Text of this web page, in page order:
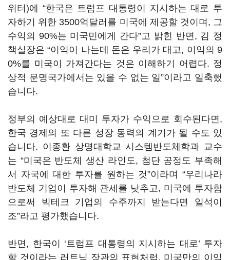
위터)에 “한국은 트럼프 대통령이 지시하는 대로 투
자하기 위한 3500억달러를 미국에 제공할 것이며, 그
수익의 90%는 미국민에게 간다”고 밝힌 반면, 김 정
책실장은 “이익이 나는데 돈은 우리가 대고, 이익의 9
0%를 미국이 가져간다는 것은 이해하기 어렵다. 정
상적 문명국가에서는 있을 수 없는 일”이라고 일축했
습니다.
정부의 예상대로 대미 투자가 수익으로 회수된다면,
한국 경제의 또 다른 성장 동력의 계기가 될 수도 있
습니다. 이종환 상명대학교 시스템반도체학과 교수
는 “미국은 반도체 생산 라인도, 첨단 공정도 부족해
서 자국에 대한 투자를 원하는 것”이라며 “우리나라
반도체 기업이 투자해 관세를 낮추고, 미국에 투자함
으로써 빅테크 기업의 수주까지 받는다면 일석이
조”라고 평가했습니다.
반면, 한국이 ‘트럼프 대통령의 지시하는 대로’ 투자
할 것이라는 러트닉 장관의 표현처럼, 미국만의 이익